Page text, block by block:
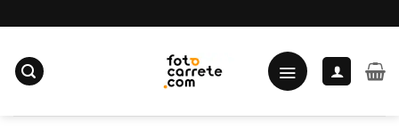
al
contenido